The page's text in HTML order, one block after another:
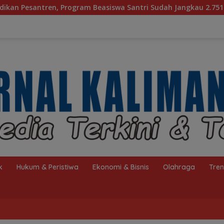
Santri Sudah Jangkau 2.751 Penerima
Hukum & Peristiwa Ekonomi & Bisnis Olahraga